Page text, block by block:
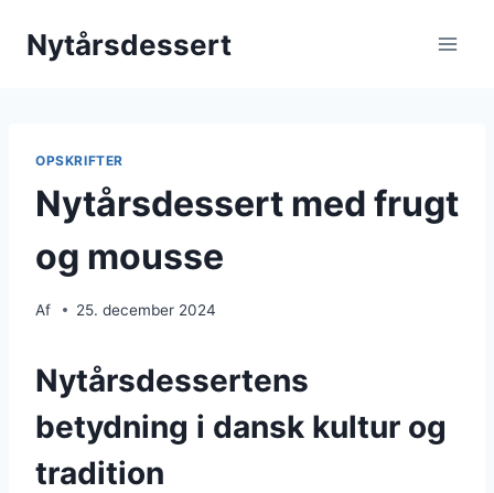
Nytårsdessert
OPSKRIFTER
Nytårsdessert med frugt
og mousse
Af 25. december 2024
Nytårsdessertens
betydning i dansk kultur og
tradition